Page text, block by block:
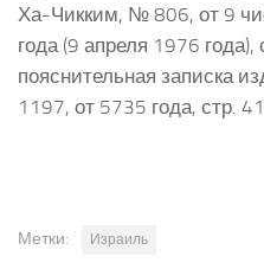
Ха-Чикким, № 806, от 9
года (9 апреля 1976 года),
пояснительная записка
1197, от 5735 года, стр.
Метки: Израиль